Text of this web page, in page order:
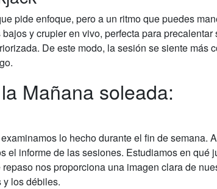
pide enfoque, pero a un ritmo que puedes
y crupier en vivo, perfecta para precalentar
De este modo, la sesión se siente más
Mañana soleada:
lo hecho durante el fin de semana.
el informe de las sesiones. Estudiamos en qué
nos proporciona una imagen clara de
y los débiles.